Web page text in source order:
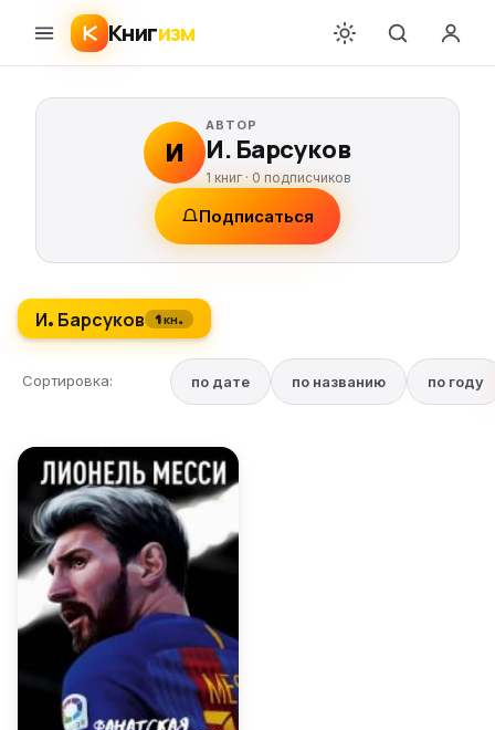
Книгизм
И
АВТОР
И. Барсуков
1 книг · 0 подписчиков
Подписаться
И. Барсуков 1 кн.
Сортировка: по дате по названию по году